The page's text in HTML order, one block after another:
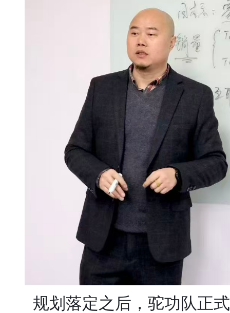
规划落定之后，驼功队正